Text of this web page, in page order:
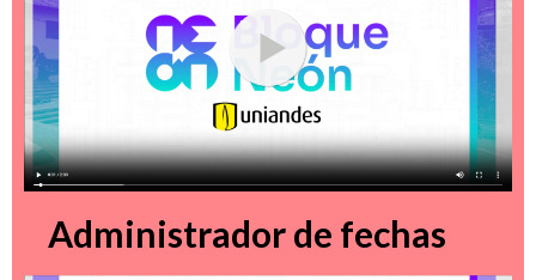
Administrador de fechas